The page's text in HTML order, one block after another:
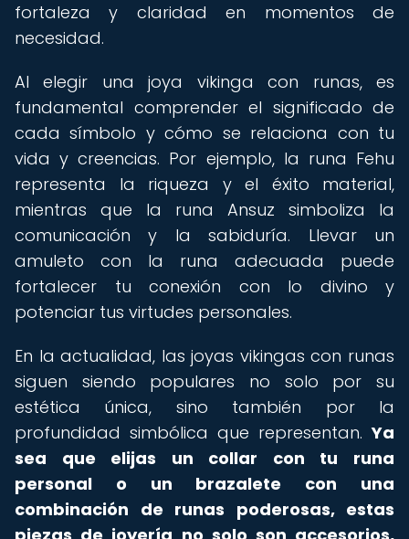
fortaleza y claridad en momentos de
necesidad.
Al elegir una joya vikinga con runas, es
fundamental comprender el significado de
cada símbolo y cómo se relaciona con tu
vida y creencias. Por ejemplo, la runa Fehu
representa la riqueza y el éxito material,
mientras que la runa Ansuz simboliza la
comunicación y la sabiduría. Llevar un
amuleto con la runa adecuada puede
fortalecer tu conexión con lo divino y
potenciar tus virtudes personales.
En la actualidad, las joyas vikingas con runas
siguen siendo populares no solo por su
estética única, sino también por la
profundidad simbólica que representan.Ya
sea que elijas un collar con tu runa
personal o un brazalete con una
combinación de runas poderosas, estas